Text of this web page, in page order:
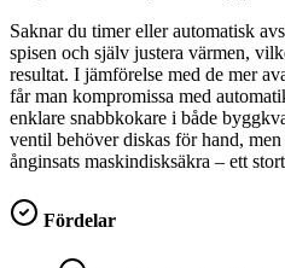
Saknar du timer eller automatisk
spisen och själv justera värmen,
resultat. I jämförelse med de mer
får man kompromissa med
enklare snabbkokare i både
ventil behöver diskas för hand,
ånginsats maskindisksäkra – ett
Fördelar